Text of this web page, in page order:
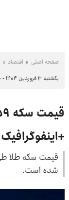
صفحه اصلی اقتصاد
یکشنبه ۳ فروردین ۱۴۰۴ - ۱۰:۱۰
+اینفوگرافیک
شده است.